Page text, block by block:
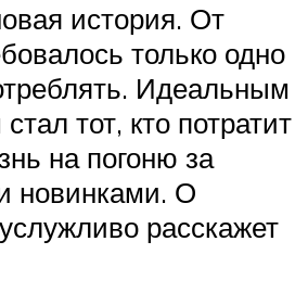
история. От
только одно
Идеальным
тот, кто потратит
на погоню за
новинками. О
расскажет